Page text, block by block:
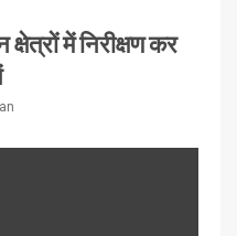
क्षेत्रों में निरीक्षण कर